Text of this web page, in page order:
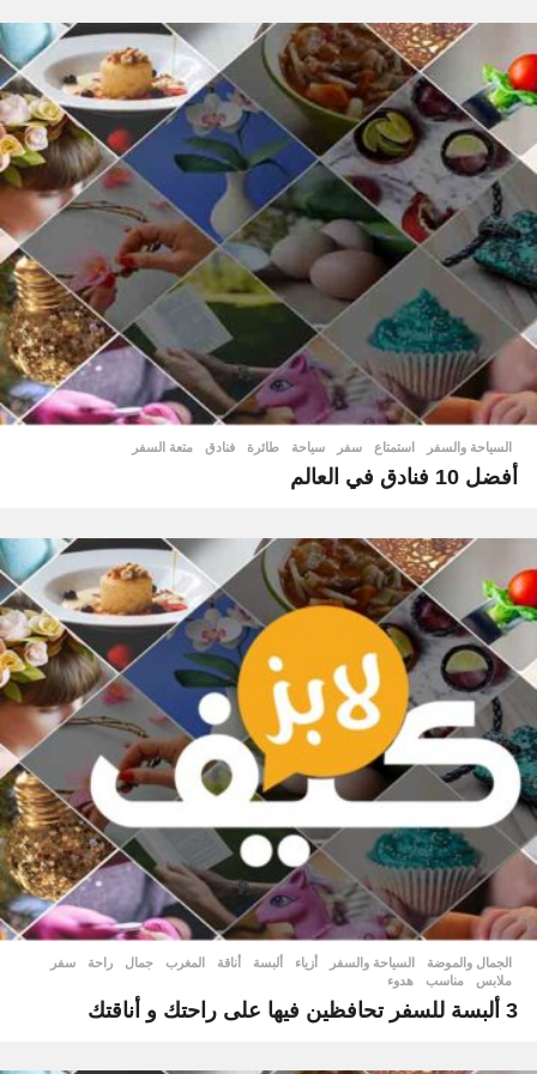
السياحة والسفر استمتاع ,
سفر ,
سياحة ,
طائرة ,
فنادق ,
متعة السفر
أفضل 10 فنادق في العالم
الجمال والموضة ,
السياحة والسفر أزياء ,
ألبسة ,
أناقة ,
المغرب ,
جمال ,
راحة ,
سفر
ملابس
,
مناسب ,
هدوء
3 ألبسة للسفر تحافظين فيها على راحتك و أناقتك